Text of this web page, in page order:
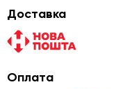
Доставка
Оплата